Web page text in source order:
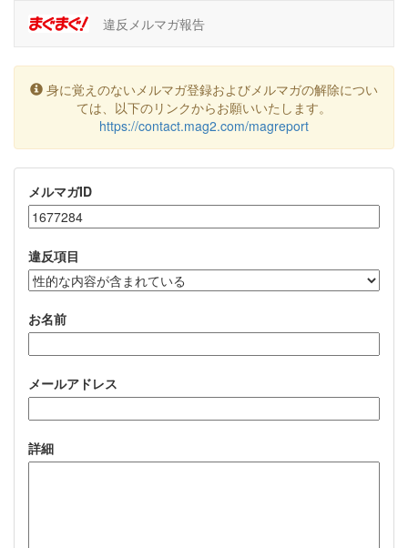
違反メルマガ報告
身に覚えのないメルマガ登録およびメルマガの解除につい
ては、以下のリンクからお願いいたします。
https://contact.mag2.com/magreport
メルマガID
違反項目
お名前
メールアドレス
詳細